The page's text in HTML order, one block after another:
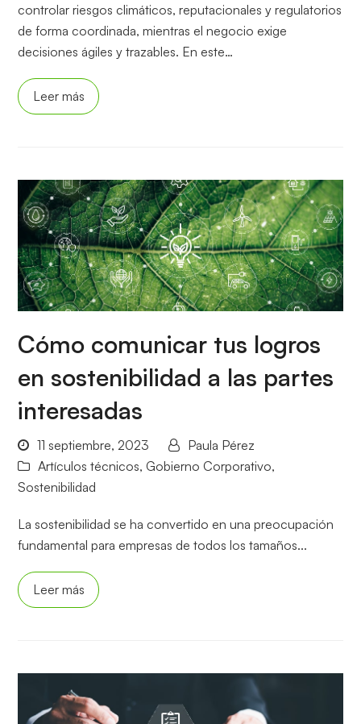
controlar riesgos climáticos, reputacionales y regulatorios
de forma coordinada, mientras el negocio exige
decisiones ágiles y trazables. En este…
Leer más
Cómo comunicar tus logros
en sostenibilidad a las partes
interesadas
11 septiembre, 2023
Paula Pérez
Artículos técnicos, Gobierno Corporativo,
Sostenibilidad
La sostenibilidad se ha convertido en una preocupación
fundamental para empresas de todos los tamaños...
Leer más